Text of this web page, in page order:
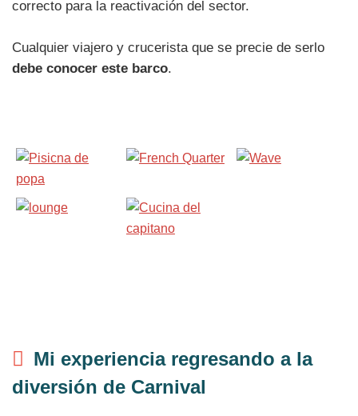
correcto para la reactivación del sector.
Cualquier viajero y crucerista que se precie de serlo
debe conocer este barco.
Mi experiencia regresando a la
diversión de Carnival